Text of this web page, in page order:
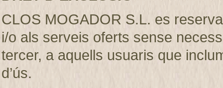
CLOS MOGADOR S.L. es
i/o als serveis oferts sense
tercer, a aquells usuaris que
d’ús.